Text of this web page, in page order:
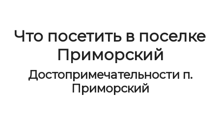
Что посетить в поселке
Приморский
Достопримечательности п.
Приморский